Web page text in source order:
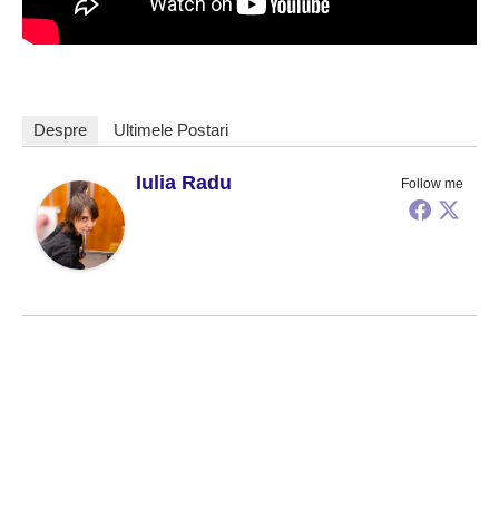
Despre Ultimele Postari
Follow me
Iulia Radu